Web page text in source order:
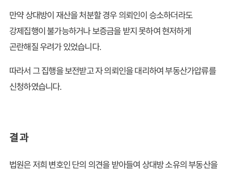
만약 상대방이 재산을 처분할 경우 의뢰인이 승소하더라도
강제집행이 불가능하거나 보증금을 받지 못하여 현저하게
곤란해질 우려가 있었습니다.
따라서 그 집행을 보전받고 자 의뢰인을 대리하여 부동산가압류를
신청하였습니다.
결 과
법원은 저희 변호인 단의 의견을 받아들여 상대방 소유의 부동산을